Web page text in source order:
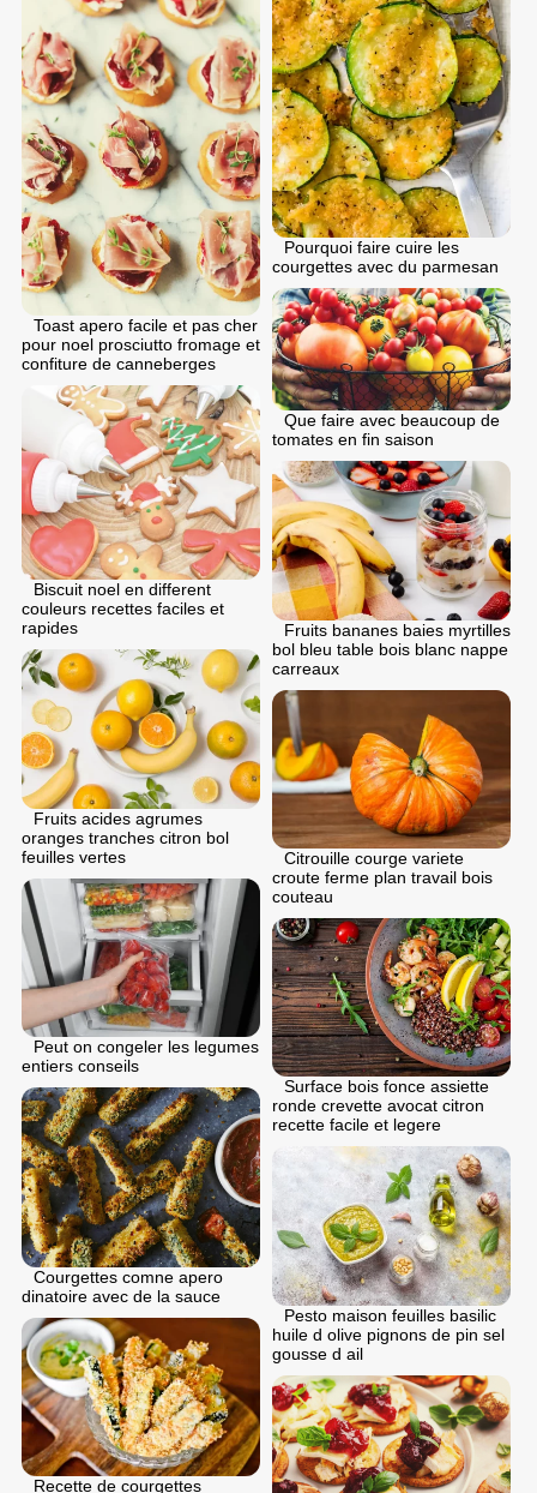
Pourquoi faire cuire les
courgettes avec du parmesan
Toast apero facile et pas cher
pour noel prosciutto fromage et
confiture de canneberges
Que faire avec beaucoup de
tomates en fin saison
Biscuit noel en different
couleurs recettes faciles et
rapides
Fruits bananes baies myrtilles
bol bleu table bois blanc nappe
carreaux
Fruits acides agrumes
oranges tranches citron bol
feuilles vertes
Citrouille courge variete
croute ferme plan travail bois
couteau
Peut on congeler les legumes
entiers conseils
Surface bois fonce assiette
ronde crevette avocat citron
recette facile et legere
Courgettes comne apero
dinatoire avec de la sauce
Pesto maison feuilles basilic
huile d olive pignons de pin sel
gousse d ail
Recette de courgettes